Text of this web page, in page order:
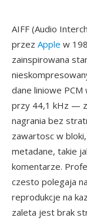
AIFF (Audio
przez Apple w
zainspirowana
dane liniowe
przy 44,1 kHz —
nagrania bez
zawartosc w
metadane, takie
komentarze.
czesto polegaja
reprodukcje na
zaleta jest brak